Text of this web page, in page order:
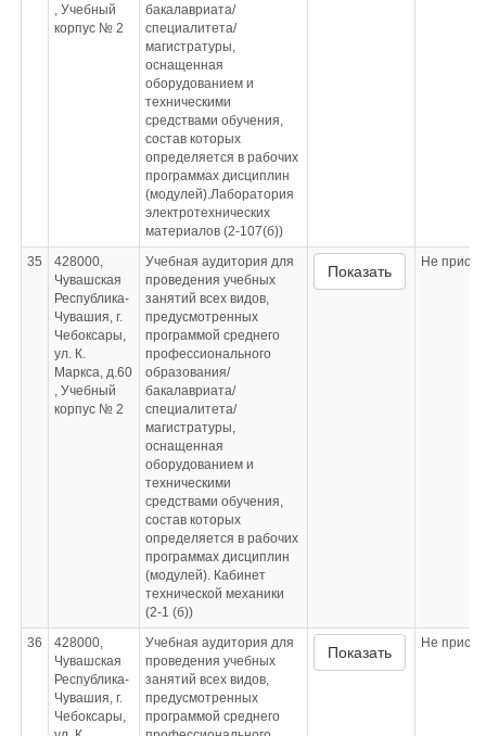
, Учебный
корпус № 2
бакалавриата/
специалитета/
магистратуры,
оснащенная
оборудованием и
техническими
средствами обучения,
состав которых
определяется в рабочих
программах дисциплин
(модулей).Лаборатория
электротехнических
материалов (2-107(б))
35
428000,
Чувашская
Республика-
Чувашия, г.
Чебоксары,
ул. К.
Маркса, д.60
, Учебный
корпус № 2
Учебная аудитория для
проведения учебных
занятий всех видов,
предусмотренных
программой среднего
профессионального
образования/
бакалавриата/
специалитета/
магистратуры,
оснащенная
оборудованием и
техническими
средствами обучения,
состав которых
определяется в рабочих
программах дисциплин
(модулей). Кабинет
технической механики
(2-1 (б))
Показать
Не
36
428000,
Чувашская
Республика-
Чувашия, г.
Чебоксары,
Учебная аудитория для
проведения учебных
занятий всех видов,
предусмотренных
программой среднего
Показать
Не